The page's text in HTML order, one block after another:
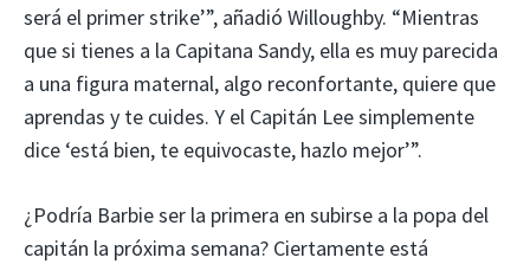
será el primer strike’”, añadió Willoughby. “Mientras
que si tienes a la Capitana Sandy, ella es muy parecida
a una figura maternal, algo reconfortante, quiere que
aprendas y te cuides. Y el Capitán Lee simplemente
dice ‘está bien, te equivocaste, hazlo mejor’”.
¿Podría Barbie ser la primera en subirse a la popa del
capitán la próxima semana? Ciertamente está